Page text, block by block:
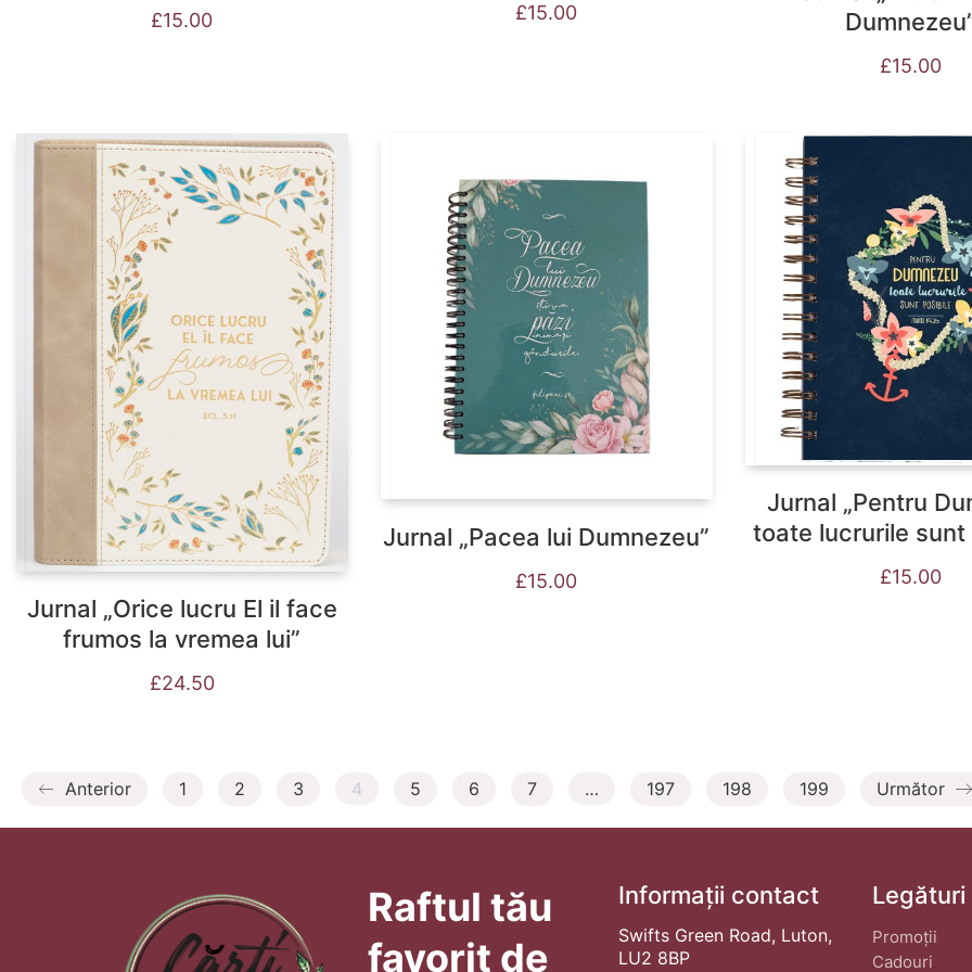
£15.00 £15.00
£15.00
Jurnal „Orice lucru El il face
frumos la vremea lui”
£24.50
Jurnal „Pacea lui Dumnezeu”
£15.00
Jurnal „Pentru
toate lucrurile sunt
£15.00
Anterior 1 2 3 4 5 6 7 … 197 198 199 Următor
Raftul tău
favorit de
Informații contact
Swifts Green Road, Luton,
LU2 8BP
Promoții
Cadouri